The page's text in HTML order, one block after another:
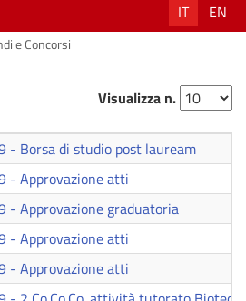
IT EN
e Concorsi
Visualizza n.
- Borsa di studio post lauream
- Approvazione atti
- Approvazione graduatoria
- Approvazione atti
- Approvazione atti